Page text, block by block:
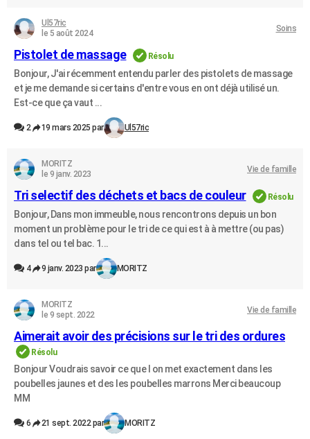
Ul57ric
le 5 août 2024
Soins
Pistolet de massage Résolu
Bonjour, J'ai récemment entendu parler des pistolets de massage
et je me demande si certains d'entre vous en ont déjà utilisé un.
Est-ce que ça vaut ...
2 19 mars 2025 par Ul57ric
MORITZ
le 9 janv. 2023
Vie de famille
Tri selectif des déchets et bacs de couleur Résolu
Bonjour, Dans mon immeuble, nous rencontrons depuis un bon
moment un problème pour le tri de ce qui est à à mettre (ou pas)
dans tel ou tel bac. 1...
4 9 janv. 2023 par MORITZ
MORITZ
le 9 sept. 2022
Vie de famille
Aimerait avoir des précisions sur le tri des ordures
Résolu
Bonjour Voudrais savoir ce que l on met exactement dans les
poubelles jaunes et des les poubelles marrons Merci beaucoup
MM
6 21 sept. 2022 par MORITZ